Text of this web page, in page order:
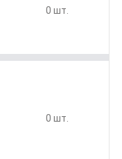
0 шт.
0 шт.